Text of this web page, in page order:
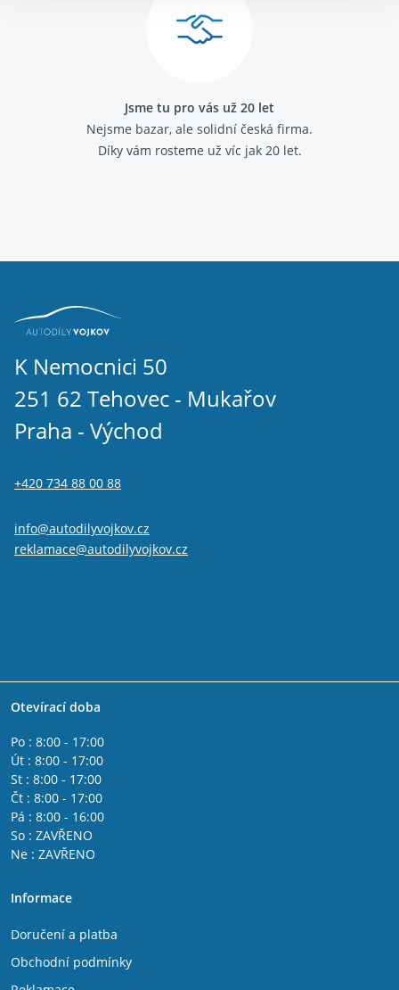
Jsme tu pro vás už 20 let
Nejsme bazar, ale solidní česká firma.
Díky vám rosteme už víc jak 20 let.
K Nemocnici 50
251 62 Tehovec - Mukařov
Praha - Východ
+420 734 88 00 88
info@autodilyvojkov.cz
reklamace@autodilyvojkov.cz
Otevírací doba
Po : 8:00 - 17:00
Út : 8:00 - 17:00
St : 8:00 - 17:00
Čt : 8:00 - 17:00
Pá : 8:00 - 16:00
So : ZAVŘENO
Ne : ZAVŘENO
Informace
Doručení a platba
Obchodní podmínky